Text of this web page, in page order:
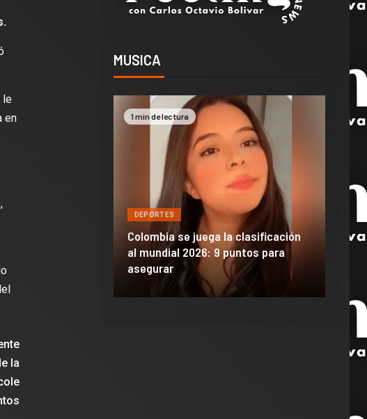
le
en
la
MUSICA
FC Barcelona
el Real Madrid
1 min de lectura
DEPORTES
Colombia se juega la clasificación
al mundial 2026: 9 puntos para
asegurar
2